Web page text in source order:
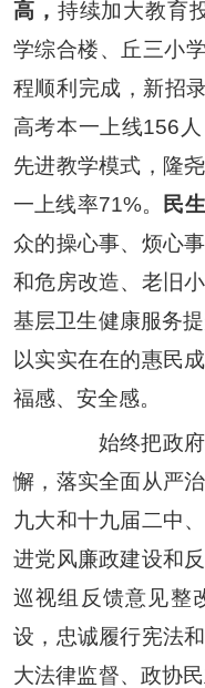
高， 持续加大教育
学综合楼、丘三小
程顺利完成，新招
高考本一上线156
先进教学模式，隆
一上线率71%。 民
众的操心事、烦心
和危房改造、老旧
基层卫生健康服务
以实实在在的惠民
福感、安全感。
始终把政府
懈，落实全面从严
九大和十九届二中
进党风廉政建设和
巡视组反馈意见整
设，忠诚履行宪法
大法律监督、政协